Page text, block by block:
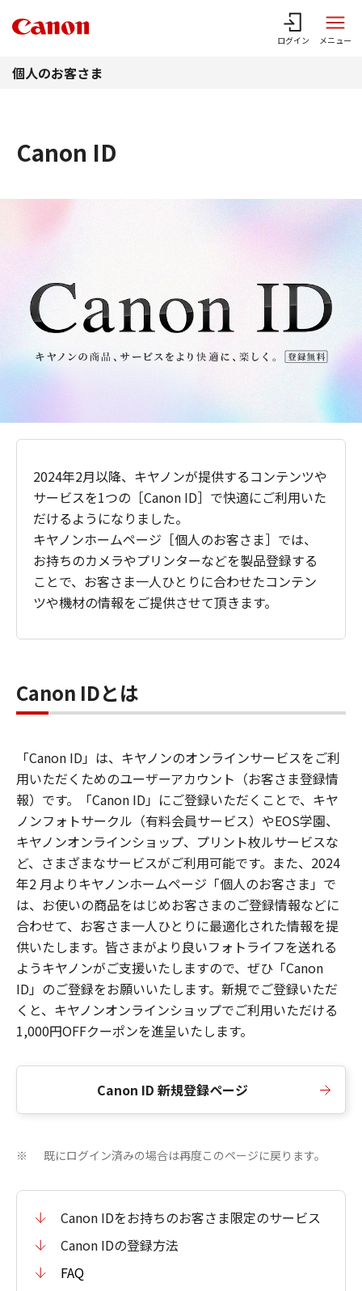
ログイン メニュー
個人のお客さま
Canon ID
2024年2月以降、キヤノンが提供するコンテンツや
サービスを1つの［Canon ID］で快適にご利用いた
だけるようになりました。
キヤノンホームページ［個人のお客さま］では、
お持ちのカメラやプリンターなどを製品登録する
ことで、お客さま一人ひとりに合わせたコンテン
ツや機材の情報をご提供させて頂きます。
Canon IDとは
「Canon ID」は、キヤノンのオンラインサービスをご利
用いただくためのユーザーアカウント（お客さま登録情
報）です。「Canon ID」にご登録いただくことで、キヤ
ノンフォトサークル（有料会員サービス）やEOS学園、
キヤノンオンラインショップ、プリント枚ルサービスな
ど、さまざまなサービスがご利用可能です。また、2024
年2 月よりキヤノンホームページ「個人のお客さま」で
は、お使いの商品をはじめお客さまのご登録情報などに
合わせて、お客さま一人ひとりに最適化された情報を提
供いたします。皆さまがより良いフォトライフを送れる
ようキヤノンがご支援いたしますので、ぜひ「Canon
ID」のご登録をお願いいたします。新規でご登録いただ
くと、キヤノンオンラインショップでご利用いただける
1,000円OFFクーポンを進呈いたします。
Canon ID 新規登録ページ
※ 既にログイン済みの場合は再度このページに戻ります。
Canon IDをお持ちのお客さま限定のサービス
Canon IDの登録方法
FAQ